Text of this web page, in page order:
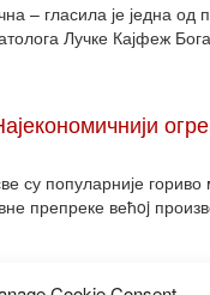
– гласила је једна од
Лучке Кајфеж
су популарније гориво
препреке већoj